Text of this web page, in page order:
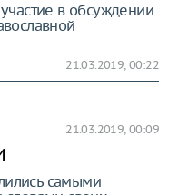
в обсуждении
21.03.2019, 00:22
21.03.2019, 00:09
самыми